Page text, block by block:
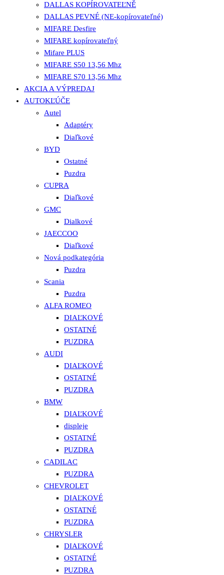
DALLAS KOPÍROVATEĽNĚ
DALLAS PEVNÉ (NE-kopírovateľné)
MIFARE Desfire
MIFARE kopírovateľný
Mifare PLUS
MIFARE S50 13,56 Mhz
MIFARE S70 13,56 Mhz
AKCIA A VÝPREDAJ
AUTOKĽÚČE
Autel
Adaptéry
Diaľkové
BYD
Ostatné
Puzdra
CUPRA
Diaľkové
GMC
Dialkové
JAECCOO
Diaľkové
Nová podkategória
Puzdra
Scania
Puzdra
ALFA ROMEO
DIAĽKOVÉ
OSTATNÉ
PUZDRA
AUDI
DIAĽKOVÉ
OSTATNÉ
PUZDRA
BMW
DIAĽKOVÉ
displeje
OSTATNÉ
PUZDRA
CADILAC
PUZDRA
CHEVROLET
DIAĽKOVÉ
OSTATNÉ
PUZDRA
CHRYSLER
DIAĽKOVÉ
OSTATNÉ
PUZDRA